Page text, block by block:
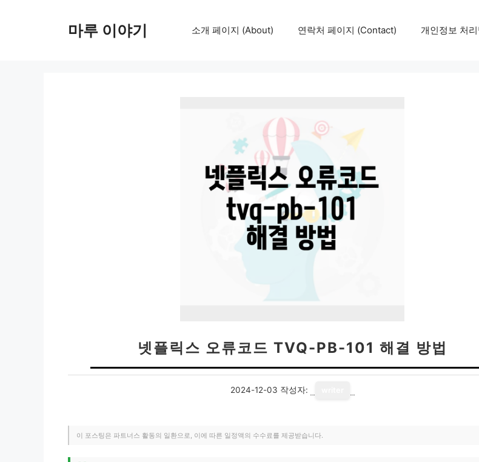
마루 이야기 소개 페이지 (About) 연락처 페이지 (Contact) 개인정보 처
넷플릭스 오류코드 TVQ-PB-101 해결 방법
2024-12-03 작성자:
이 포스팅은 파트너스 활동의 일환으로, 이에 따른 일정액의 수수료를 제공받습니다.